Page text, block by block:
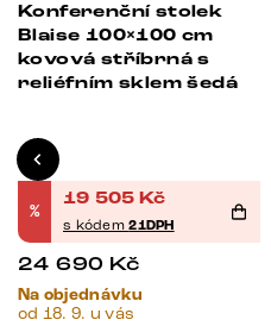
-21%
Konferenční stolek
Blaise 100×100 cm
kovová stříbrná s
reliéfním sklem šedá
%
19 505 Kč
s kódem21DPH
24 690 Kč
Na objednávku
od 18. 9. u vás